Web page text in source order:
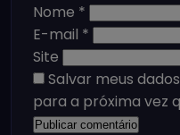
Nome *
E-mail *
Site
Salvar meus
para a próxima vez